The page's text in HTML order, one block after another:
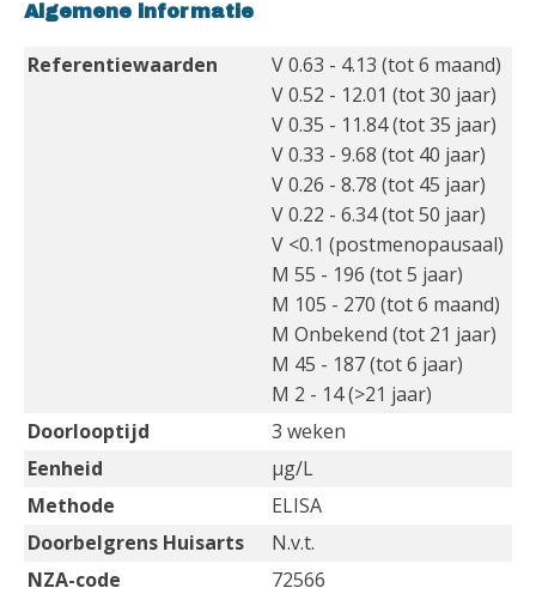
Algemene informatie
Referentiewaarden
V 0.63 - 4.13 (tot 6 maand)
V 0.52 - 12.01 (tot 30 jaar)
V 0.35 - 11.84 (tot 35 jaar)
V 0.33 - 9.68 (tot 40 jaar)
V 0.26 - 8.78 (tot 45 jaar)
V 0.22 - 6.34 (tot 50 jaar)
V <0.1 (postmenopausaal)
M 55 - 196 (tot 5 jaar)
M 105 - 270 (tot 6 maand)
M Onbekend (tot 21 jaar)
M 45 - 187 (tot 6 jaar)
M 2 - 14 (>21 jaar)
Doorlooptijd
3 weken
Eenheid
µg/L
Methode
ELISA
Doorbelgrens Huisarts
N.v.t.
NZA-code
72566